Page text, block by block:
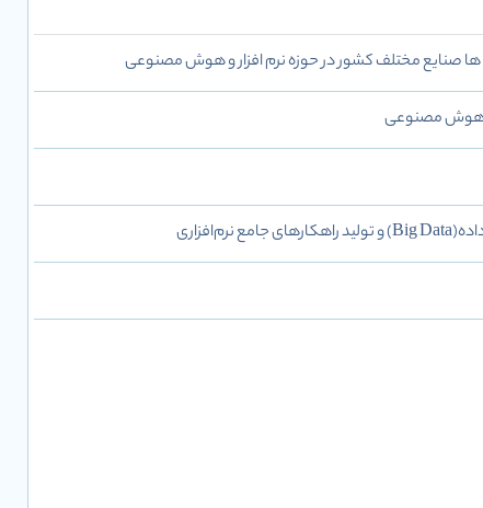
ها صنایع مختلف کشور در حوزه نرم افزار و هوش مصنوعی
هوش مصنوعی